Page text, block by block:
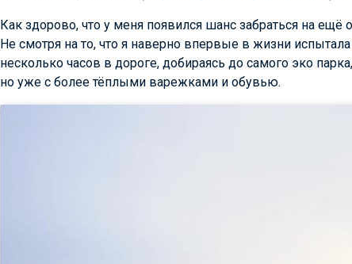
Как здорово, что у меня появился шанс забраться на
Не смотря на то, что я наверно впервые в жизни
несколько часов в дороге, добираясь до самого эко
но уже с более тёплыми варежками и обувью.